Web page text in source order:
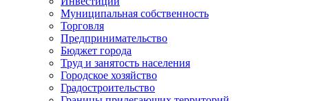
Муниципальная собственность
Торговля
Предпринимательство
Бюджет города
Труд и занятость населения
Городское хозяйство
Градостроительство